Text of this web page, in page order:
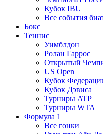
Кубок IBU
Все события
Бокс
Теннис
Уимблдон
Ролан Гаррос
Открытый
US Open
Кубок
Кубок Дэвиса
Турниры ATP
Турниры WTA
Формула 1
Все гонки